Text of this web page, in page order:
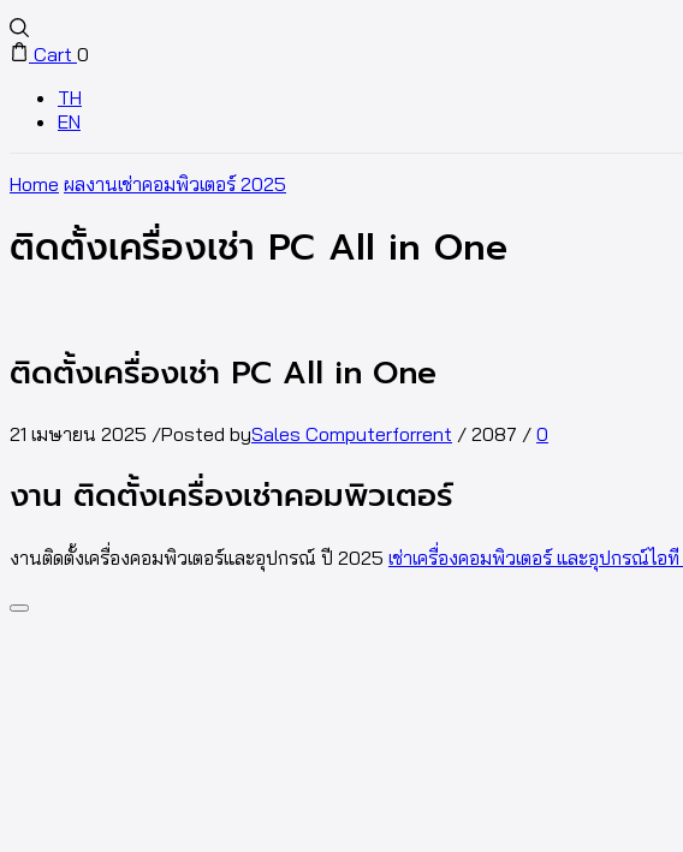
Cart 0
TH
EN
Home ผลงานเช่าคอมพิวเตอร์ 2025
ติดตั้งเครื่องเช่า PC All in One
ติดตั้งเครื่องเช่า PC All in One
21 เมษายน 2025 /Posted bySales Computerforrent / 2087 / 0
งาน ติดตั้งเครื่องเช่าคอมพิวเตอร์
งานติดตั้งเครื่องคอมพิวเตอร์และอุปกรณ์ ปี 2025 เช่าเครื่องคอมพิวเตอร์ และอุปกรณ์ไอ